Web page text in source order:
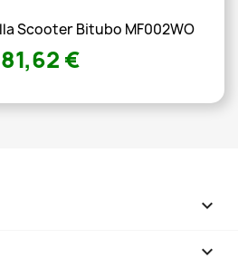
Scooter Bitubo MF002WO
€

